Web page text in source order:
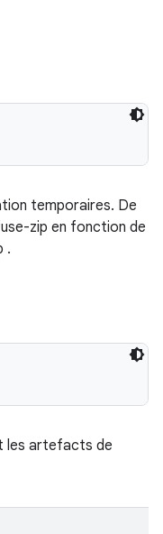
temporaires. De
zip en fonction de
.
les artefacts de